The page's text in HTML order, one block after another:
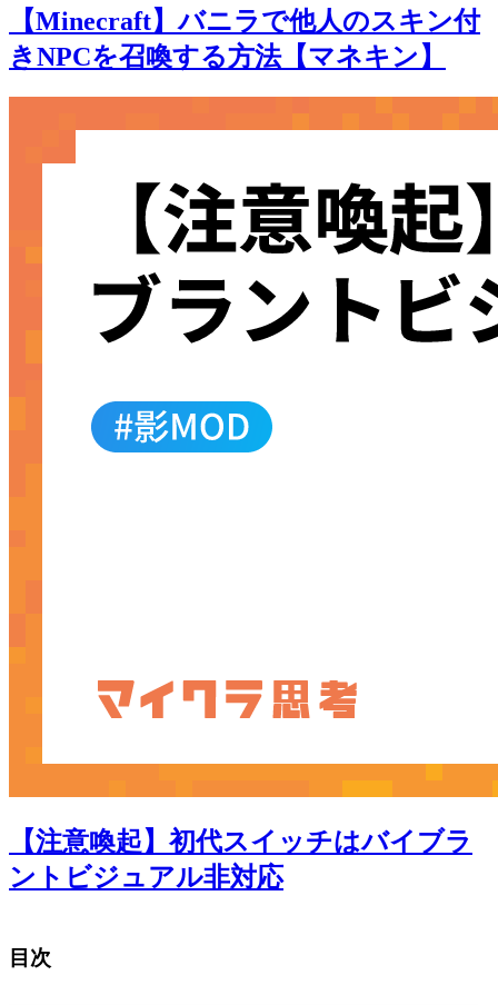
【Minecraft】バニラで他人のスキン付
きNPCを召喚する方法【マネキン】
【注意喚起】初代スイッチはバイブラ
ントビジュアル非対応
目次